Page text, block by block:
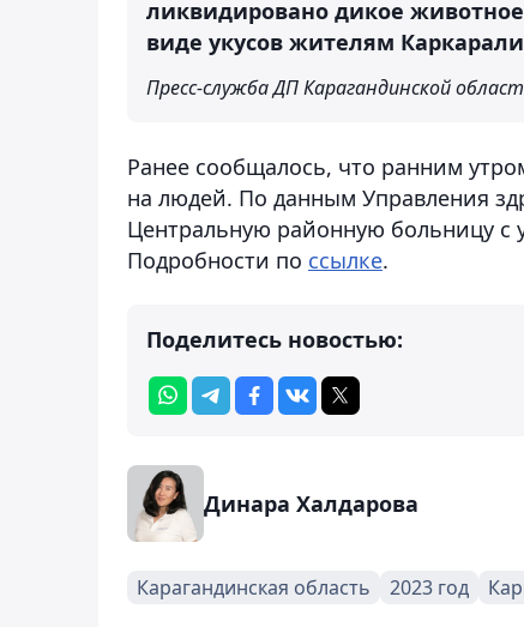
ликвидировано дикое
виде укусов жителям
Пресс-служба ДП Карагандинской
Ранее сообщалось, что ранним
на людей. По данным Управления
Центральную районную больницу
Подробности по ссылке.
Поделитесь новостью:
Динара Халдарова
Карагандинская область 2023 год